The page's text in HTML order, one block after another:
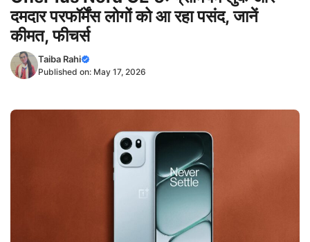
दमदार परफॉर्मेंस लोगों को आ रहा पसंद, जानें
कीमत, फीचर्स
Taiba Rahi
Published on: May 17, 2026